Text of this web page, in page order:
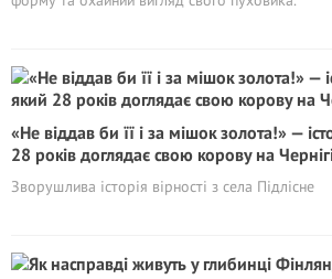
«Не віддав би її і за мішок золота!» —
28 років доглядає свою корову на
Зворушлива історія вірності з села Підлісне